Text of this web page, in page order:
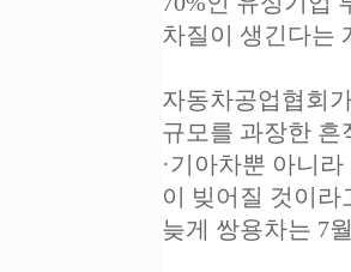
차질이 생긴다는
자동차공업협회
규모를 과장한 흔
·기아차뿐 아니
이 빚어질 것이
늦게 쌍용차는 7